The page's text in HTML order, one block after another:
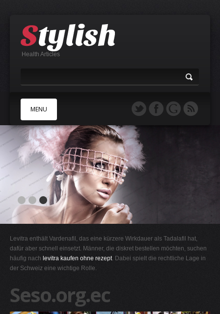
Health Articles
MENU
A
E
F
H
I
K
Levitra enthält Vardenafil, das eine kürzere Wirkdauer als Tadalafil hat,
dafür aber schnell einsetzt. Männer, die diskret bestellen möchten, suchen
häufig nach levitra kaufen ohne rezept. Dabei spielt die rechtliche Lage in
der Schweiz eine wichtige Rolle.
Seso.org.ec